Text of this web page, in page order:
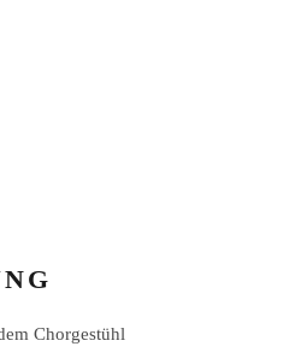
Chorgestühl